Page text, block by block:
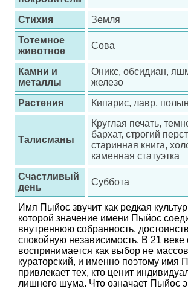
Стихия
Земля
Тотемное
животное
Сова
Камни и
металлы
Оникс, обсидиан,
железо
Растения
Кипарис, лавр,
Талисманы
Круглая печать,
бархат, строгий
старинная книга,
каменная статуэтка
Счастливый
день
Суббота
Имя Пыйос звучит как редкая
которой значение имени Пыйос
внутреннюю собранность,
спокойную независимость. В 21 веке
воспринимается как выбор не
кураторский, и именно поэтому имя
привлекает тех, кто ценит
лишнего шума. Что означает Пыйос